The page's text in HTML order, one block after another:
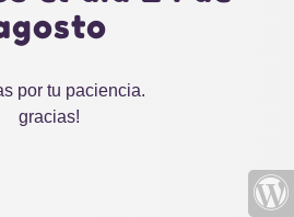
por tu paciencia.
gracias!